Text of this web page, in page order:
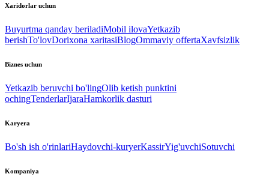
Xaridorlar uchun
Buyurtma qanday beriladiMobil ilovaYetkazib
berishTo'lovDorixona xaritasiBlogOmmaviy offertaXavfsizlik
Biznes uchun
Yetkazib beruvchi bo'lingOlib ketish punktini
ochingTenderlarIjaraHamkorlik dasturi
Karyera
Bo'sh ish o'rinlariHaydovchi-kuryerKassirYig'uvchiSotuvchi
Kompaniya